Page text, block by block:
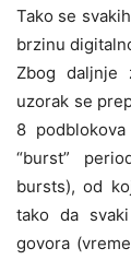
Tako se
brzinu
Zbog daljnje
uzorak se
8
“burst”
bursts), od
tako da
govora